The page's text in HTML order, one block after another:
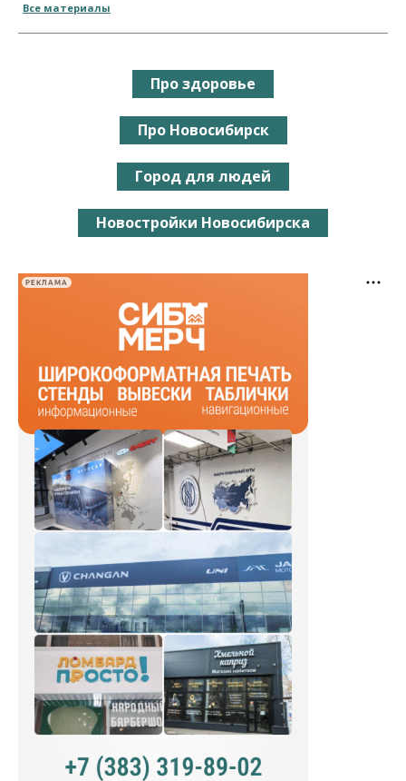
Все материалы
Про здоровье
Про Новосибирск
Город для людей
Новостройки Новосибирска
РЕКЛАМА